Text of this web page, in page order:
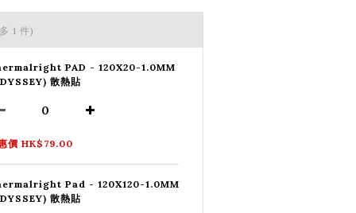
1 件)
PAD - 120X20-1.0MM
散熱貼
價 HK$79.00
Pad - 120X120-1.0MM
散熱貼